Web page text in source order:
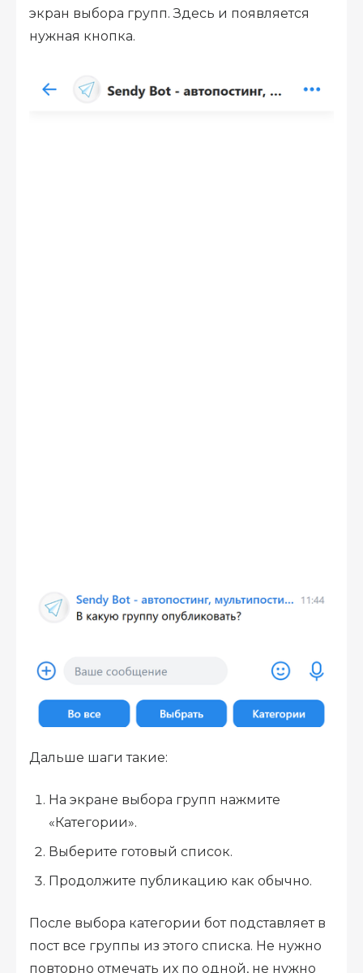
экран выбора групп. Здесь и появляется
нужная кнопка.
Дальше шаги такие:
На экране выбора групп нажмите
«Категории».
Выберите готовый список.
Продолжите публикацию как обычно.
После выбора категории бот подставляет в
пост все группы из этого списка. Не нужно
повторно отмечать их по одной, не нужно